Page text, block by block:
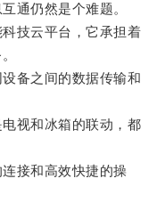
仍然是个难题。
技云平台，它承担着
备之间的数据传输和
视和冰箱的联动，都
接和高效快捷的操